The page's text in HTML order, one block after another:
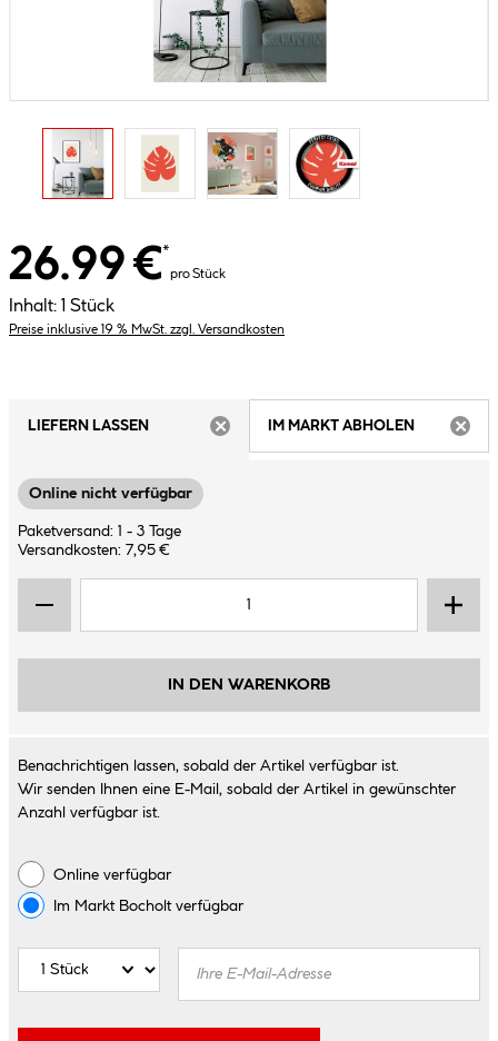
26.99 €*
pro Stück
Inhalt: 1 Stück
Preise inklusive 19 % MwSt. zzgl. Versandkosten
LIEFERN LASSEN
IM MARKT ABHOLEN
Online nicht verfügbar
Paketversand: 1 - 3 Tage
Versandkosten: 7,95 €
IN DEN WARENKORB
Benachrichtigen lassen, sobald der Artikel verfügbar ist.
Wir senden Ihnen eine E-Mail, sobald der Artikel in gewünschter
Anzahl verfügbar ist.
Online verfügbar
Im Markt Bocholtverfügbar